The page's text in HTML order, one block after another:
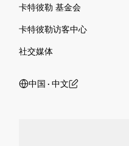
卡特彼勒 基金会
卡特彼勒访客中心
社交媒体
中国 ‧ 中文